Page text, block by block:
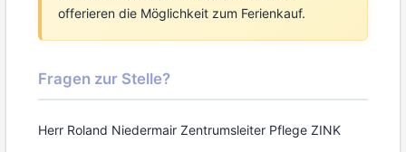
offerieren die Möglichkeit zum Ferienkauf.
Fragen zur Stelle?
Herr Roland Niedermair Zentrumsleiter Pflege ZINK